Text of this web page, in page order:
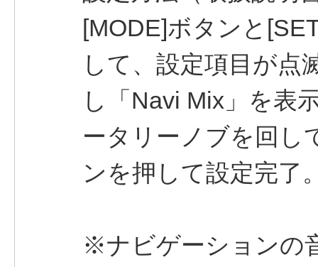
[MODE]ボタンと
して、設定項目が点
し「Navi Mix」を表
ータリーノブを回し
ンを押して設定完了
※ナビゲーションの